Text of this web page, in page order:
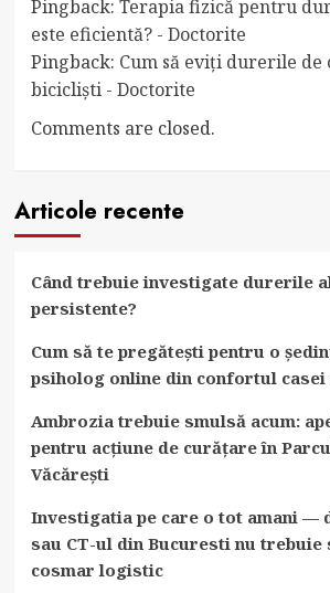
Pingback: Terapia fizică pentru
este eficientă? - Doctorite
Pingback: Cum să eviți durerile de
bicicliști - Doctorite
Comments are closed.
Articole recente
Când trebuie investigate durerile
persistente?
Cum să te pregătești pentru o
psiholog online din confortul casei
Ambrozia trebuie smulsă acum:
pentru acțiune de curățare în
Văcărești
Investigatia pe care o tot amani —
sau CT-ul din Bucuresti nu trebuie
cosmar logistic